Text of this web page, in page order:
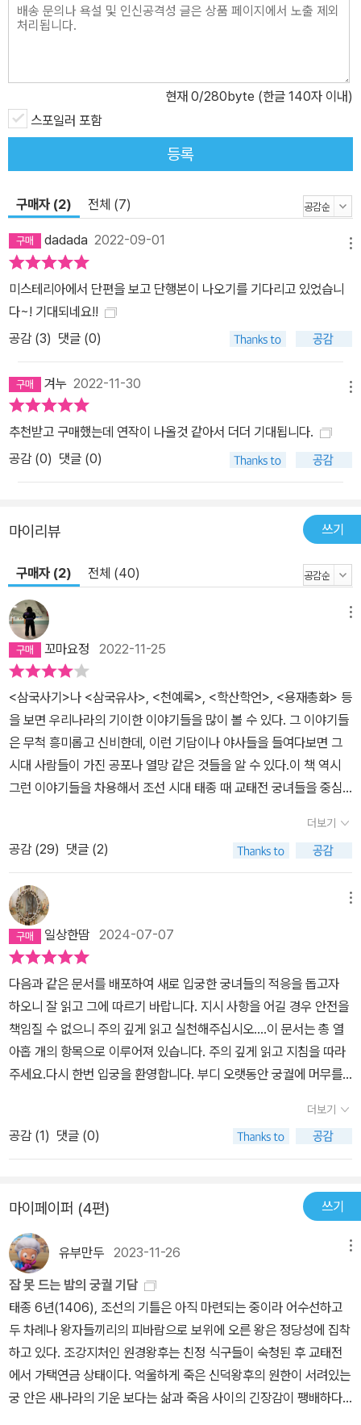
녀들의 입에서 입으로 전해지는 오싹한 괴담과 함께 그들의 개인사,
궁궐에 감춰진 비밀들이 합쳐지면서 결말부에 밝혀지는 진실의 파편
운 한 걸음을 뗀 현찬양 작가는 「식탐정 허균」이라는 또 다른 작품을
기반으로 MBC 드라마 극본 공모에 당선되며 데뷔작이 그저 우연의
결과물이 아니었음을 증명했다. 신인 작가라고 생각하기 힘들 만큼
생생한 캐릭터는 「식탐정 허균」에서도 그 빛을 발하고 있는데, 『잠 못
드는 밤의 궁궐 기담』 후속작까지 준비하며 바쁜 나날을 보내고 있다.
현재 0/280byte (한글 140자 이내)
스포일러 포함
등록
구매자 (2) 전체 (7)
dadada 2022-09-01
미스테리아에서 단편을 보고 단행본이 나오기를 기다리고 있었습니
다~! 기대되네요!!
공감 (3) 댓글 (0)
겨누 2022-11-30
추천받고 구매했는데 연작이 나올것 같아서 더더 기대됩니다.
공감 (0) 댓글 (0)
마이리뷰 쓰기
구매자 (2) 전체 (40)
꼬마요정 2022-11-25
<삼국사기>나 <삼국유사>, <천예록>, <학산학언>, <용재총화> 등
을 보면 우리나라의 기이한 이야기들을 많이 볼 수 있다. 그 이야기들
은 무척 흥미롭고 신비한데, 이런 기담이나 야사들을 들여다보면 그
시대 사람들이 가진 공포나 열망 같은 것들을 알 수 있다.이 책 역시
그런 이야기들을 차용해서 조선 시대 태종 때 교태전 궁녀들을 중심
속 나인이 아니었으나, 태종이 원경왕후와 다투고 교태전의 궁인들을
내쫓는 바람에 교태전 나인이 되었고, 당장 교태전은 냉궁 아닌 냉궁
이 되어 금부도사 지키며 출입을 통제하고 있었다. 왕권 강화에 목을
맸던 태종은 중전의 가문이 권력을 가지는 것을 원치 않았다. 하여 원
경왕후의 친동기들 및 수많은 인척들이 역모나 각종 죄를 뒤집어 쓰
고 사라졌다. 거기다 별 별 가문의 여식들이나 궁녀들을 후궁으로 삼
아 원경왕후의 입지를 약화 시켰다. 그러니 원경왕후가 화가 나지 않
을까. 태종이 어떻게 왕이 되었는가. 원경왕후가 없었다면 그가 왕이
될 수 있었을까? 일등 공신 중의 일등 공신이건만, 여자라는 이유로
내궁에서 실질적인 권력을 가지지 못했다. 그녀가 권력을 누리려면
조정에서 활약하는 남자들이 필요했고, 자신의 가족 및 친척들이 힘
이 되어줄 수 있겠지만, 외척이라는 이유로 축출당하고 원경왕후는
홀로 쓸쓸해졌다. 여장부였는데... 이성계도 그렇고 이방원도 그렇고
그 시대 여자들이 무예도 익히고 정사를 돌볼 수 있었다면 그녀들이
른다. 하지만 이 책에는 원경왕후가 주인공은 아니고, 그렇게 흉흉하
던 시절 교태전 및 곳곳의 궁녀들의 이야기이다. 수많은 피를 뿌린 곳
인 경복궁은 도깨비 집터였단다. 백희가 살던 집이 딱 교태전이 있는
곳인데, 백희가 살던 집이 바로 도깨비 집터였다. 백희만이 살아남은,
인간 100명을 잡아먹으면 용이 된다는 비비(영노)가 살던 집이다. 백
희는 가까스로 살아남아 경복궁으로 들어왔다. 영노는 통영오광대 등
탈놀이에서 언급되는 상상의 동물이다. 탈놀이에서 비비가 양반 백
명을 잡아먹는 동물인데, 99명을 잡아먹은 비비에게 쫓기던 양반이
자신은 양반이 아니다 라고 하니까 비비가 양반 아니라도 잡아먹을
수 있다 이런다. 놀란 양반이 자기는 사람이 아니라 쇠붙이다 이러면
더보기
공감 (29) 댓글 (2)
일상한땀 2024-07-07
다음과 같은 문서를 배포하여 새로 입궁한 궁녀들의 적응을 돕고자
하오니 잘 읽고 그에 따르기 바랍니다. 지시 사항을 어길 경우 안전을
책임질 수 없으니 주의 깊게 읽고 실천해주십시오.…이 문서는 총 열
아홉 개의 항목으로 이루어져 있습니다. 주의 깊게 읽고 지침을 따라
주세요.다시 한번 입궁을 환영합니다. 부디 오랫동안 궁궐에 머무를
로운 여름이다. 좋아하는 장르소설을 원 없이 읽기 괜찮은 시기이기
도 하여 온라인, 오프라인으로 추천받은 책 3권을 도서관에서 빌려왔
다. 그중에서 첫 번째로 읽은 『잠 못 드는 밤의 궁궐 기담』에서는 밤마
다. 어린 나이에 궁궐에 들어와서 밤마다 모여 듣는 괴담에서 즐거움
을 찾는 궁녀들과 거기에 동참하게 된 어린 궁주의 이야기는 재미있
기도 신기하기도 스산하기도 했다. 여름밤에 딱일 거 같은 느낌적인
느낌!형제들과의 피비린내 나는 다툼 끝에 왕위에 오른 태종 때 경복
궁을 배경으로 하는 이 소설은 읽다 보면 왠지 이런 일이 있을 법도 했
겠다는 생각이 든다. 태종은 자기 형제들뿐 아니라 고려 말의 정몽주,
그리고 개국공신이었던 정도전 등 너무 많은 사람들을 죽였다. 이런
태종이 얼마나 불안에 시달렸을지, 그리고 그런 그가 왕으로 있는 궁
궐이라면 작은 건수라도 그의 부덕함을 탓하는 쪽으로 흐르기가 얼마
더보기
공감 (1) 댓글 (0)
마이페이퍼 (4편) 쓰기
유부만두 2023-11-26
잠 못 드는 밤의 궁궐 기담
태종 6년(1406), 조선의 기틀은 아직 마련되는 중이라 어수선하고
두 차례나 왕자들끼리의 피바람으로 보위에 오른 왕은 정당성에 집착
하고 있다. 조강지처인 원경왕후는 친정 식구들이 숙청된 후 교태전
에서 가택연금 상태이다. 억울하게 죽은 신덕왕후의 원한이 서려있는
궁 안은 새나라의 기운 보다는 삶과 죽음 사이의 긴장감이 팽배하다.